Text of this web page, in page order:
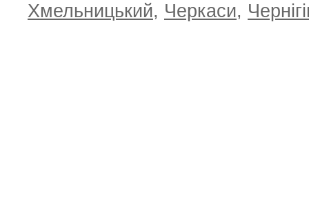
Хмельницький, Черкаси,